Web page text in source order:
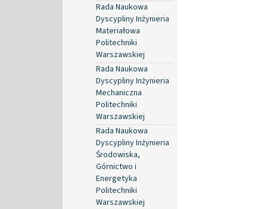
Rada Naukowa
Dyscypliny Inżynieria
Materiałowa
Politechniki
Warszawskiej
Rada Naukowa
Dyscypliny Inżynieria
Mechaniczna
Politechniki
Warszawskiej
Rada Naukowa
Dyscypliny Inżynieria
Środowiska,
Górnictwo i
Energetyka
Politechniki
Warszawskiej